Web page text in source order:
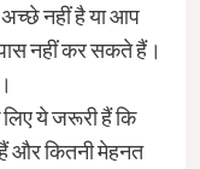
नहीं है या आप
नहीं कर सकते हैं।
लिए ये जरूरी हैं कि
और कितनी मेहनत